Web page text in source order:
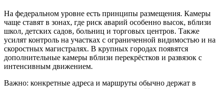
На федеральном уровне есть принципы размещения. Камеры
чаще ставят в зонах, где риск аварий особенно высок, вблизи
школ, детских садов, больниц и торговых центров. Также
усилят контроль на участках с ограниченной видимостью и на
скоростных магистралях. В крупных городах появятся
дополнительные камеры вблизи перекрёстков и развязок с
интенсивным движением. ️
Важно: конкретные адреса и маршруты обычно держат в